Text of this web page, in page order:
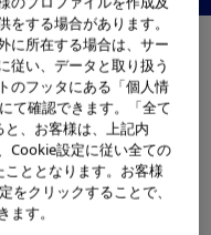
画像強調観察技術
域光観察）" につい
やすく解説していま
する場合があります。
に所在する場合は、サー
従い、データと取り扱う
のフッタにある「個人情
て確認できます。「全て
、お客様は、上記内
Cookie設定に従い全ての
ととなります。お客様
をクリックすることで、
す。